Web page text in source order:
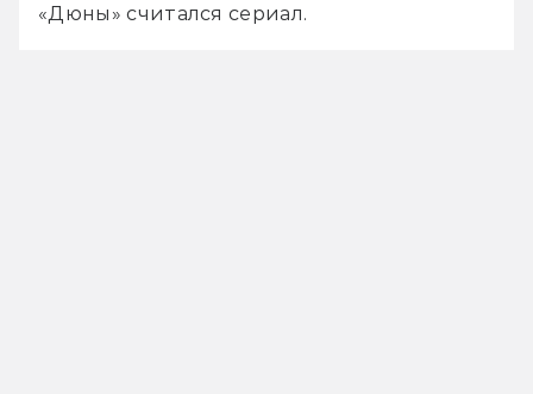
«Дюны» считался сериал.